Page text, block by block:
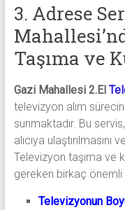
3. Adrese
Taşıma ve
Gazi Mahallesi 2.El
televizyon alım
sunmaktadır. Bu
alıcıya ulaştırılmasını
Televizyon taşıma ve
gereken birkaç önemli
Televizyonun